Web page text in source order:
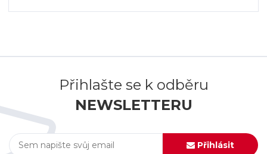
Přihlašte se k odběru
NEWSLETTERU
Přihlásit